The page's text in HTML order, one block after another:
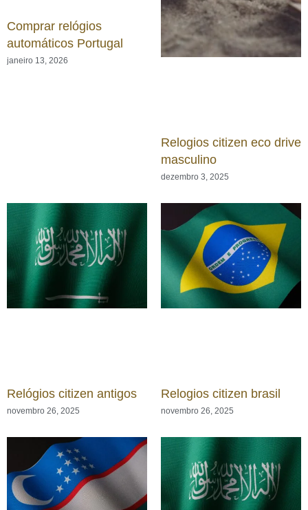
Comprar relógios
automáticos Portugal
janeiro 13, 2026
Relogios citizen eco drive
masculino
dezembro 3, 2025
Relógios citizen antigos
novembro 26, 2025
Relogios citizen brasil
novembro 26, 2025